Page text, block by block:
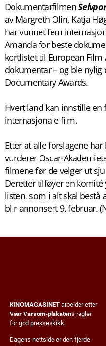
Dokumentarfilmen
av Margreth Olin, Katja
har vunnet fem
Amanda for beste
kortlistet til European Film
dokumentar – og ble nylig
Documentary Awards.
Hvert land kan innstille
internasjonale film.
Etter at alle forslagene
vurderer Oscar-
filmene før de velger ut
Deretter tilføyer en
listen, som i alt skal bestå
blir annonsert 9. februar.
KINOMAGASINET arbeider etter
Vær Varsom-plakatens regler
for god presseskikk.
Dagens nettside er den fjerde